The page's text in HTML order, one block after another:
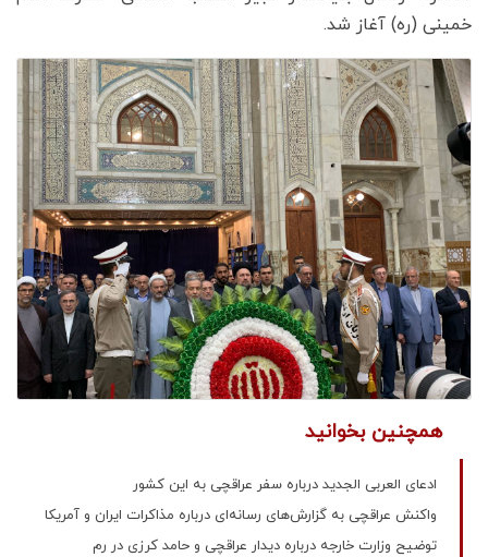
خمینی (ره) آغاز شد.
همچنین بخوانید
ادعای العربی الجدید درباره سفر عراقچی به این کشور
واکنش عراقچی به گزارش‌های رسانه‌ای درباره مذاکرات ایران و آمریکا
توضیح وزارت خارجه درباره دیدار عراقچی و حامد کرزی در رم